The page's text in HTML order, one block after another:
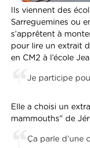
Ils viennent des
Sarreguemines ou
s’apprêtent à
pour lire un extrait
en CM2 à l’école
Je participe
Elle a choisi un
mammouths" de
Ça parle d’une